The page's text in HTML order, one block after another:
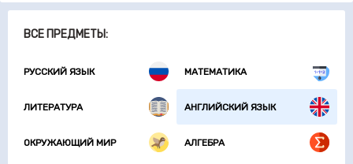
ВСЕ ПРЕДМЕТЫ:
РУССКИЙ ЯЗЫК МАТЕМАТИКА
ЛИТЕРАТУРА АНГЛИЙСКИЙ ЯЗЫК
ОКРУЖАЮЩИЙ МИР АЛГЕБРА